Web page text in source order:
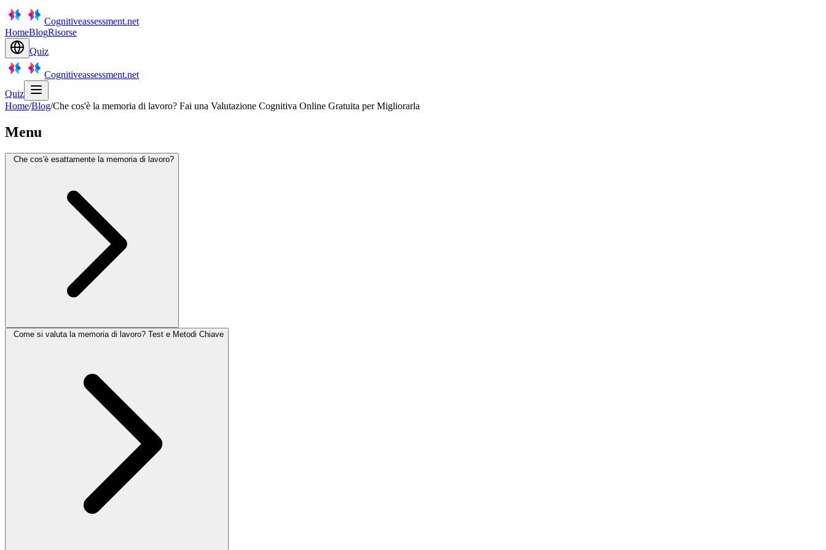
Cognitiveassessment.net
HomeBlogRisorse
Quiz
Cognitiveassessment.net
Quiz
Home/Blog/Che cos'è la memoria di lavoro? Fai una Valutazione Cognitiva Online Gratuita per Migliorarla
Menu
Che cos'è esattamente la memoria di lavoro?
Come si valuta la memoria di lavoro? Test e Metodi Chiave